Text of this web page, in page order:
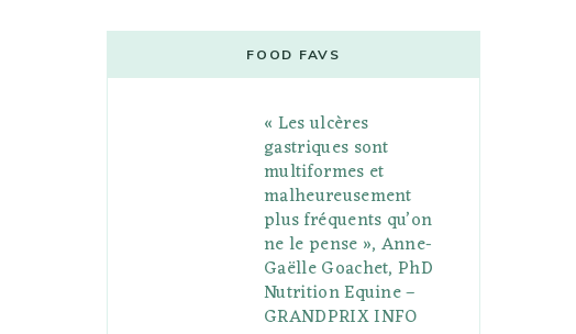
b
t
g
l
e
P
u
s
t
a
g
r
a
e
r
e
s
o
l
FOOD FAVS
« Les ulcères
gastriques sont
multiformes et
malheureusement
plus fréquents qu’on
ne le pense », Anne-
Gaëlle Goachet, PhD
Nutrition Equine –
GRANDPRIX INFO